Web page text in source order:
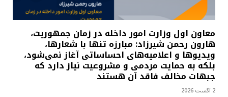
معاون اول وزارت امور داخله در زمان جمهوریت،
هارون رحمن شیرزاد: مبارزه تنها با شعارها،
ویدیوها و اعلامیه‌های احساساتی آغاز نمی‌شود،
بلکه به حمایت مردمی و مشروعیت نیاز دارد که
جبهات مخالف فاقد آن هستند
2 آگست 2026